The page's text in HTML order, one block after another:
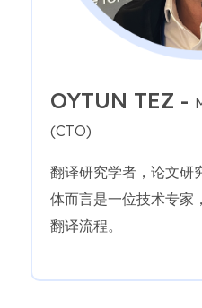
OYTUN TEZ -
(CTO)
翻译研究学者，论文
体而言是一位技术专家
翻译流程。